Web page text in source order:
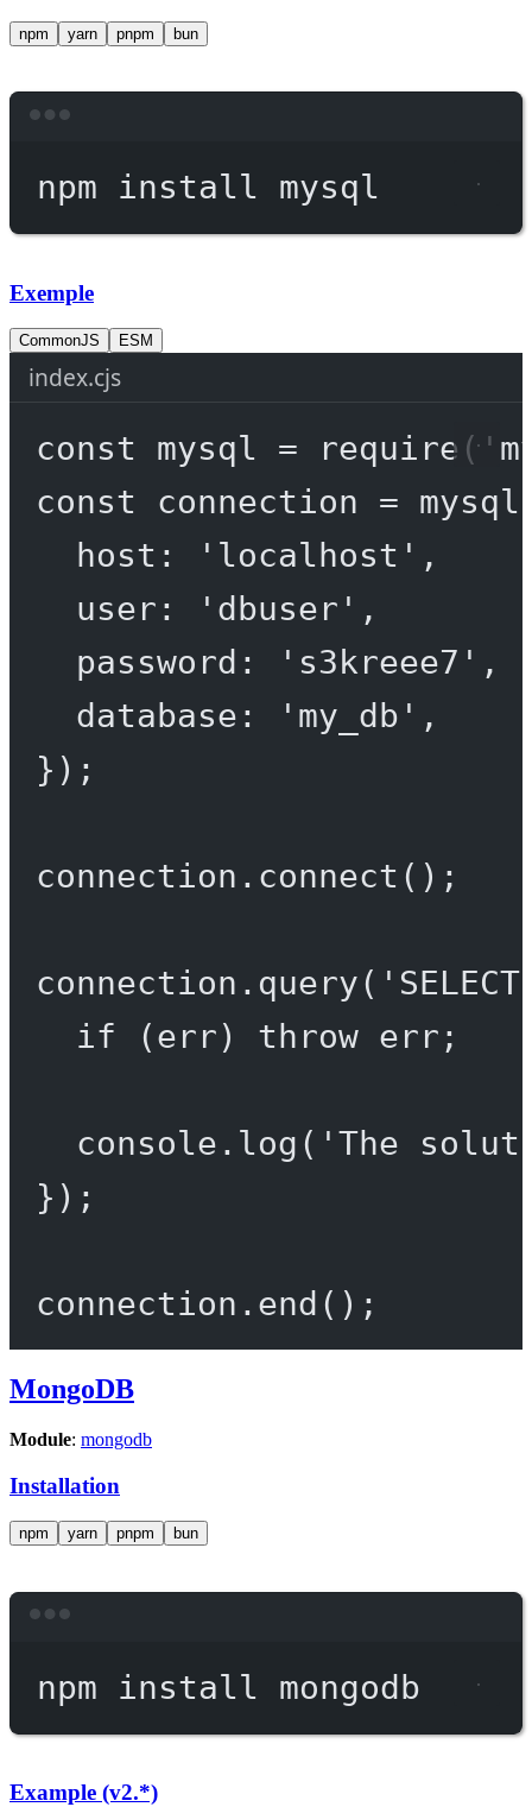
npm yarn pnpm bun
npm install mysql
Exemple
CommonJS ESM
index.cjs
const mysql = require (
const
connection =
host:
'localhost' ,
user:
'dbuser' ,
password:
's3kreee7' ,
database:
'my_db' ,
});
connection. connect ();
connection. query(
if (err) throw err;
console. log ( 'The
});
connection. end ();
MongoDB
Module: mongodb
Installation
npm yarn pnpm bun
npm install mongodb
Example (v2.*)